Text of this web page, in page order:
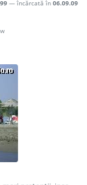
— încărcată în 06.09.09